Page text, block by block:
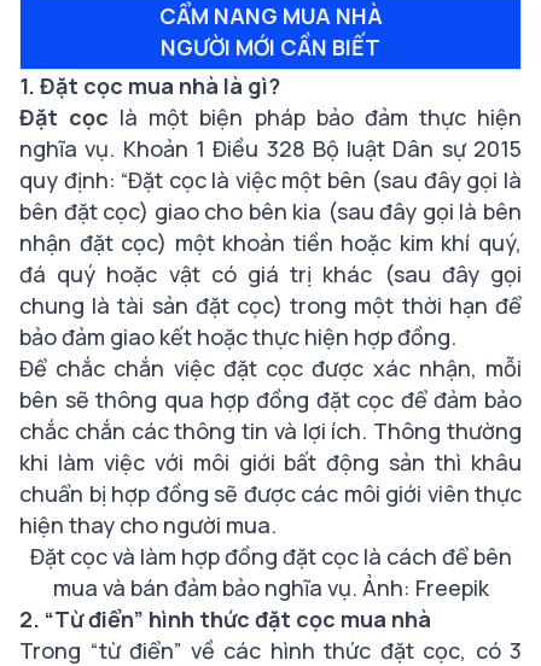
CẨM NANG MUA NHÀ
NGƯỜI MỚI CẦN BIẾT
1. Đặt cọc mua nhà là gì?
Đặt cọc là một biện pháp bảo đảm thực hiện
nghĩa vụ. Khoản 1 Điều 328 Bộ luật Dân sự 2015
quy định: “Đặt cọc là việc một bên (sau đây gọi là
bên đặt cọc) giao cho bên kia (sau đây gọi là bên
nhận đặt cọc) một khoản tiền hoặc kim khí quý,
đá quý hoặc vật có giá trị khác (sau đây gọi
chung là tài sản đặt cọc) trong một thời hạn để
bảo đảm giao kết hoặc thực hiện hợp đồng.
Để chắc chắn việc đặt cọc được xác nhận, mỗi
bên sẽ thông qua hợp đồng đặt cọc để đảm bảo
chắc chắn các thông tin và lợi ích. Thông thường
khi làm việc với môi giới bất động sản thì khâu
chuẩn bị hợp đồng sẽ được các môi giới viên thực
hiện thay cho người mua.
Đặt cọc và làm hợp đồng đặt cọc là cách để bên
mua và bán đảm bảo nghĩa vụ. Ảnh: Freepik
2. “Từ điển” hình thức đặt cọc mua nhà
Trong “từ điển” về các hình thức đặt cọc, có 3